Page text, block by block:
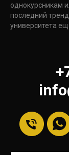
однокурсникам
последний
университета